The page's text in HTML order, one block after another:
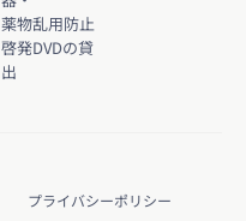
薬物乱用防止
啓発DVDの貸
出
プライバシーポリシー